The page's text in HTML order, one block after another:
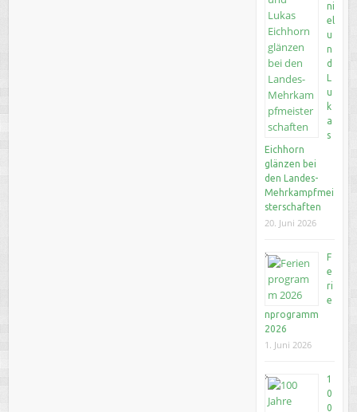
ni
el
u
n
d
u
k
a
s
Eichhorn
glänzen bei
den Landes-
Mehrkampfmei
sterschaften
20. Juni 2026
F
e
ri
e
nprogramm
2026
1. Juni 2026
1
0
0